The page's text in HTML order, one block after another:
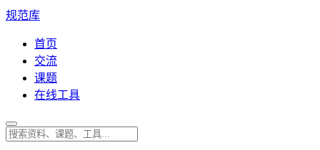
规范库
首页
交流
课题
在线工具